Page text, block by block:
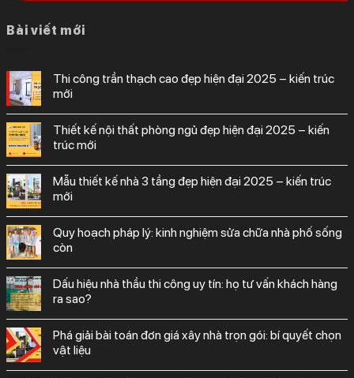
Bài viết mới
thi công trần thạch cao đẹp hiện đại 2025 – kiến trúc
mới
thiết kế nội thất phòng ngủ đẹp hiện đại 2025 – kiến
trúc mới
mẫu thiết kế nhà 3 tầng đẹp hiện đại 2025 – kiến trúc
mới
quy hoạch pháp lý: kinh nghiệm sửa chữa nhà phố sống
còn
dấu hiệu nhà thầu thi công uy tín: họ tư vấn khách hàng
ra sao?
phá giải bài toán đơn giá xây nhà trọn gói: bí quyết chọn
vật liệu